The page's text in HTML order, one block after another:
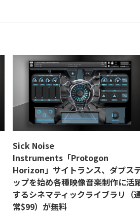
Sick Noise
Instruments「Protogon
Horizon」サイトランス、ダブス
ップを始め各種映像音楽制作に活
するシネマティックライブラリ（
常$99）が無料